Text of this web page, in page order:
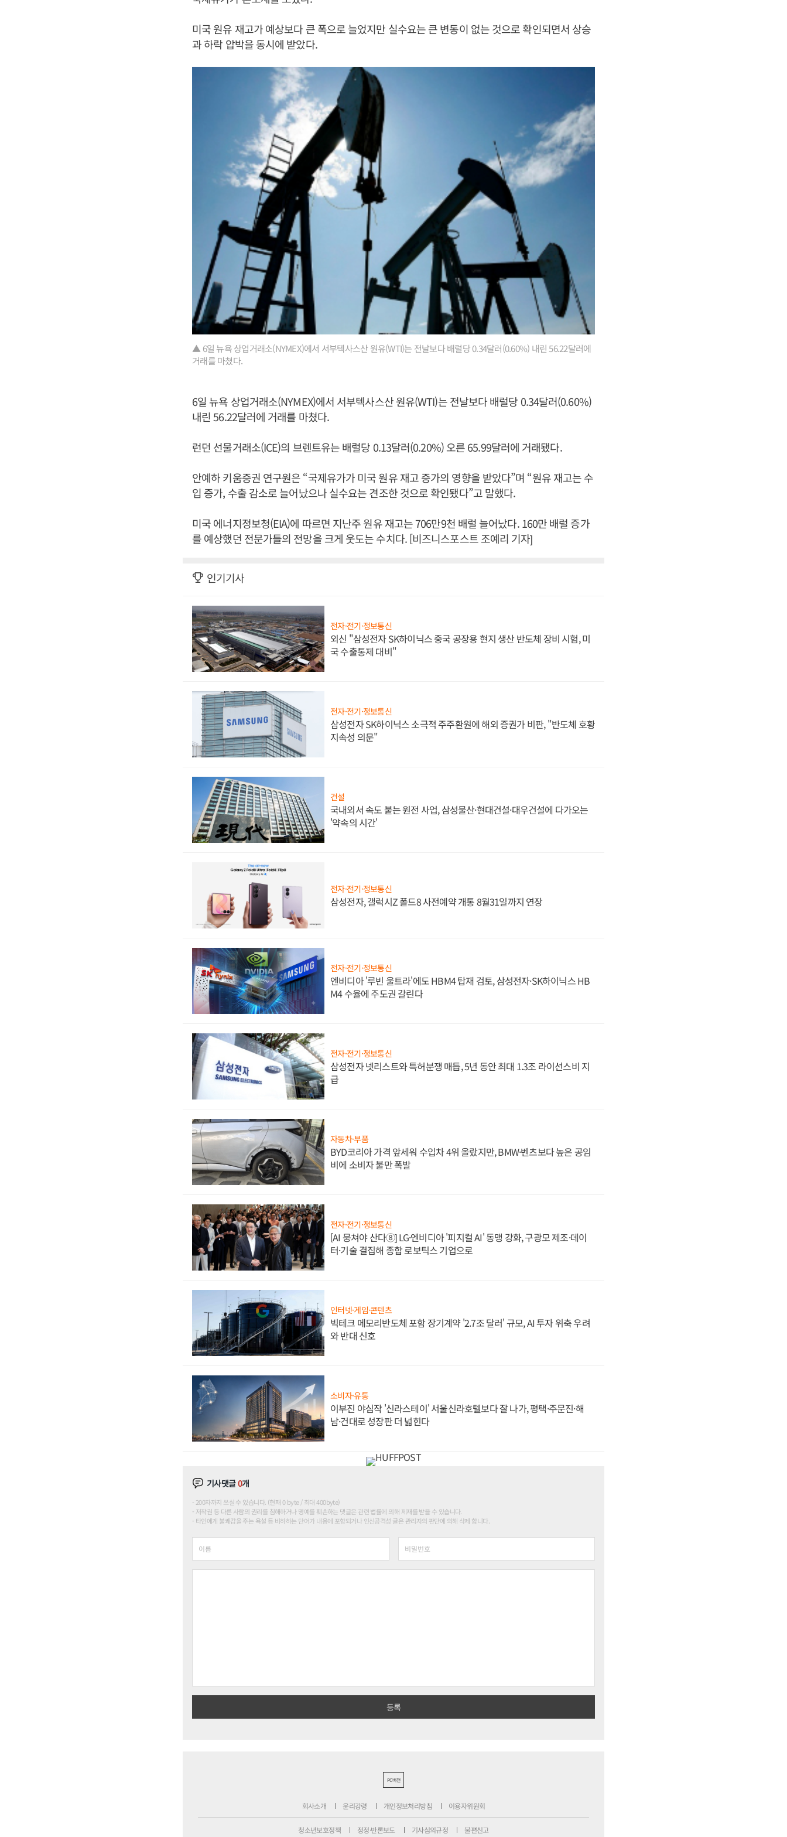
미국 원유 재고가 예상보다 큰 폭으로 늘었지만 실수요는 큰 변동이 없는 것으로 확인되면서 상승
과 하락 압박을 동시에 받았다.
▲ 6일 뉴욕 상업거래소(NYMEX)에서 서부텍사스산 원유(WTI)는 전날보다 배럴당 0.34달러(0.60%) 내린 56.22달러에
거래를 마쳤다.
6일 뉴욕 상업거래소(NYMEX)에서 서부텍사스산 원유(WTI)는 전날보다 배럴당 0.34달러(0.60%)
내린 56.22달러에 거래를 마쳤다.
런던 선물거래소(ICE)의 브렌트유는 배럴당 0.13달러(0.20%) 오른 65.99달러에 거래됐다.
안예하 키움증권 연구원은 “국제유가가 미국 원유 재고 증가의 영향을 받았다”며 “원유 재고는 수
입 증가, 수출 감소로 늘어났으나 실수요는 견조한 것으로 확인됐다”고 말했다.
미국 에너지정보청(EIA)에 따르면 지난주 원유 재고는 706만9천 배럴 늘어났다. 160만 배럴 증가
를 예상했던 전문가들의 전망을 크게 웃도는 수치다. [비즈니스포스트 조예리 기자]
인기기사
전자·전기·정보통신
외신 "삼성전자 SK하이닉스 중국 공장용 현지 생산 반도체 장비 시험, 미
국 수출통제 대비"
전자·전기·정보통신
삼성전자 SK하이닉스 소극적 주주환원에 해외 증권가 비판, "반도체 호황
지속성 의문"
건설
국내외서 속도 붙는 원전 사업, 삼성물산·현대건설·대우건설에 다가오는
'약속의 시간'
전자·전기·정보통신
삼성전자, 갤럭시Z 폴드8 사전예약 개통 8월31일까지 연장
전자·전기·정보통신
엔비디아 '루빈 울트라'에도 HBM4 탑재 검토, 삼성전자·SK하이닉스 HB
M4 수율에 주도권 갈린다
전자·전기·정보통신
삼성전자 넷리스트와 특허분쟁 매듭, 5년 동안 최대 1.3조 라이선스비 지
급
자동차·부품
BYD코리아 가격 앞세워 수입차 4위 올랐지만, BMW·벤츠보다 높은 공임
비에 소비자 불만 폭발
전자·전기·정보통신
[AI 뭉쳐야 산다⑧] LG·엔비디아 '피지컬 AI' 동맹 강화, 구광모 제조·데이
터·기술 결집해 종합 로보틱스 기업으로
인터넷·게임·콘텐츠
빅테크 메모리반도체 포함 장기계약 '2.7조 달러' 규모, AI 투자 위축 우려
와 반대 신호
소비자·유통
이부진 야심작 '신라스테이' 서울신라호텔보다 잘 나가, 평택·주문진·해
남·건대로 성장판 더 넓힌다
기사댓글0개
200자까지 쓰실 수 있습니다. (현재 0 byte / 최대 400byte)
저작권 등 다른 사람의 권리를 침해하거나 명예를 훼손하는 댓글은 관련 법률에 의해 제재를 받을 수 있습니다.
타인에게 불쾌감을 주는 욕설 등 비하하는 단어가 내용에 포함되거나 인신공격성 글은 관리자의 판단에 의해 삭제 합니다.
PC버전
회사소개 윤리강령 개인정보처리방침 이용자위원회
청소년보호정책 정정·반론보도 기사심의규정 불편신고